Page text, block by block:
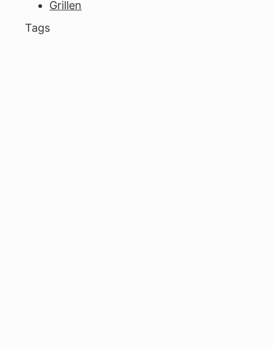
Grillen
Tags